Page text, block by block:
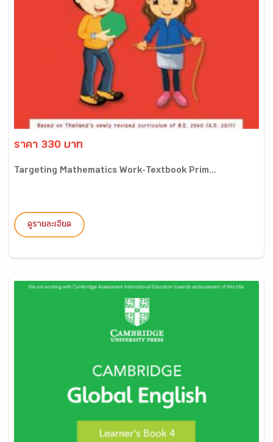
ราคา 330 บาท
Targeting Mathematics Work-Textbook Prim...
ดูรายละเอียด